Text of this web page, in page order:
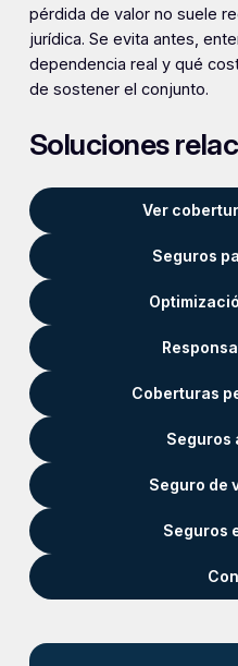
pérdida de valor no suele
jurídica. Se evita antes,
dependencia real y qué
de sostener el conjunto.
Soluciones
Ver
Seguros
Coberturas
Seguros
Seguro de
Seguros